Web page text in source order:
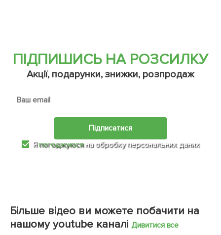
ПІДПИШИСЬ НА РОЗСИЛКУ
Акції, подарунки, знижки, розпродаж
Підписатися
Япогоджуюся на обробку персональних даних
Більше відео ви можете побачити на
нашому youtube каналі Дивитися все